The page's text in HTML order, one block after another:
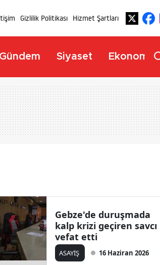
Gizlilik Politikası Hizmet Şartları
Gündem Siyaset Ekonomi
Gebze'de duruşmada
kalp krizi geçiren savcı
vefat etti
ASAYİŞ 16 Haziran 2026